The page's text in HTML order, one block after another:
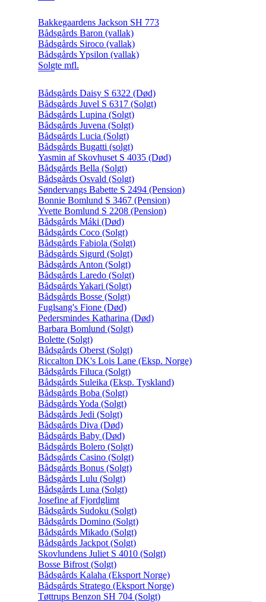
Bakkegaardens Jackson SH 773
Bådsgårds Baron (vallak)
Bådsgårds Siroco (vallak)
Bådsgårds Ypsilon (vallak)
Solgte mfl.
Bådsgårds Daisy S 6322 (Død)
Bådsgårds Juvel S 6317 (Solgt)
Bådsgårds Lupina (Solgt)
Bådsgårds Juvena (Solgt)
Bådsgårds Lucia (Solgt)
Bådsgårds Bugatti (solgt)
Yasmin af Skovhuset S 4035 (Død)
Bådsgårds Bella (Solgt)
Bådsgårds Osvald (Solgt)
Søndervangs Babette S 2494 (Pension)
Bonnie Bomlund S 3467 (Pension)
Yvette Bomlund S 2208 (Pension)
Bådsgårds Máki (Død)
Bådsgårds Coco (Solgt)
Bådsgårds Fabiola (Solgt)
Bådsgårds Sigurd (Solgt)
Bådsgårds Anton (Solgt)
Bådsgårds Laredo (Solgt)
Bådsgårds Yakari (Solgt)
Bådsgårds Bosse (Solgt)
Fuglsang's Fione (Død)
Pedersmindes Katharina (Død)
Barbara Bomlund (Solgt)
Bolette (Solgt)
Bådsgårds Oberst (Solgt)
Riccalton DK's Lois Lane (Eksp. Norge)
Bådsgårds Filuca (Solgt)
Bådsgårds Suleika (Eksp. Tyskland)
Bådsgårds Boba (Solgt)
Bådsgårds Yoda (Solgt)
Bådsgårds Jedi (Solgt)
Bådsgårds Diva (Død)
Bådsgårds Baby (Død)
Bådsgårds Bolero (Solgt)
Bådsgårds Casino (Solgt)
Bådsgårds Bonus (Solgt)
Bådsgårds Lulu (Solgt)
Bådsgårds Luna (Solgt)
Josefine af Fjordglimt
Bådsgårds Sudoku (Solgt)
Bådsgårds Domino (Solgt)
Bådsgårds Mikado (Solgt)
Bådsgårds Jackpot (Solgt)
Skovlundens Juliet S 4010 (Solgt)
Bosse Bifrost (Solgt)
Bådsgårds Kalaha (Eksport Norge)
Bådsgårds Stratego (Eksport Norge)
Tøttrups Benzon SH 704 (Solgt)